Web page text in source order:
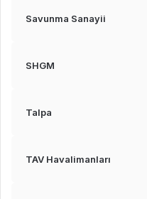
Savunma Sanayii
SHGM
Talpa
TAV Havalimanları